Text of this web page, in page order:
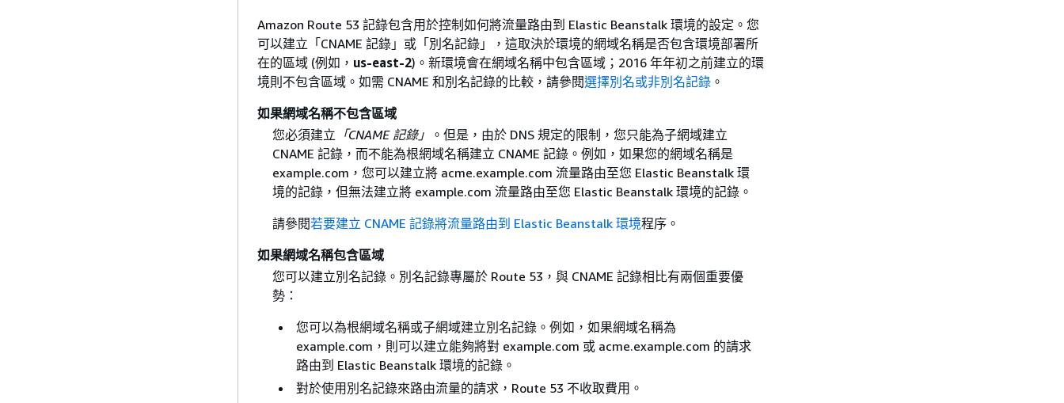
Amazon Route 53 記錄包含用於控制如何將流量路由到 Elastic Beanstalk 環境的設定。您
可以建立「CNAME 記錄」 或「別名記錄」
，這取決於環境的網域名稱是否包含環境部署所
在的區域 (例如， us-east-2)。新環境會在網域名稱中包含區域；2016 年年初之前建立的環
境則不包含區域。如需 CNAME 和別名記錄的比較，請參閱選擇別名或非別名記錄 。
如果網域名稱不包含區域
您必須建立 「CNAME 記錄」
。但是，由於 DNS 規定的限制，您只能為子網域建立
CNAME 記錄，而不能為根網域名稱建立 CNAME 記錄。例如，如果您的網域名稱是
example.com，您可以建立將 acme.example.com 流量路由至您 Elastic Beanstalk 環
境的記錄，但無法建立將 example.com 流量路由至您 Elastic Beanstalk 環境的記錄。
請參閱若要建立 CNAME 記錄將流量路由到 Elastic Beanstalk 環境程序。
如果網域名稱包含區域
您可以建立別名記錄。別名記錄專屬於 Route 53，與 CNAME 記錄相比有兩個重要優
勢：
您可以為根網域名稱或子網域建立別名記錄。例如，如果網域名稱為
example.com，則可以建立能夠將對 example.com 或 acme.example.com 的請求
路由到 Elastic Beanstalk 環境的記錄。
對於使用別名記錄來路由流量的請求，Route 53 不收取費用。